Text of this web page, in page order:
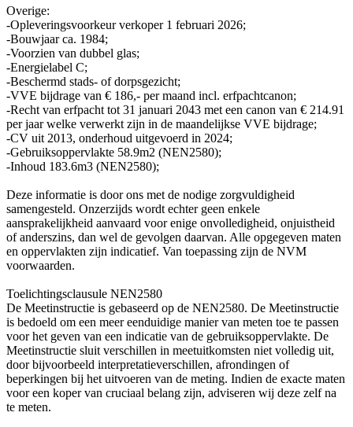
Overige:
-Opleveringsvoorkeur verkoper 1 februari 2026;
-Bouwjaar ca. 1984;
-Voorzien van dubbel glas;
-Energielabel C;
-Beschermd stads- of dorpsgezicht;
-VVE bijdrage van € 186,- per maand incl. erfpachtcanon;
-Recht van erfpacht tot 31 januari 2043 met een canon van € 214.91
per jaar welke verwerkt zijn in de maandelijkse VVE bijdrage;
-CV uit 2013, onderhoud uitgevoerd in 2024;
-Gebruiksoppervlakte 58.9m2 (NEN2580);
-Inhoud 183.6m3 (NEN2580);
Deze informatie is door ons met de nodige zorgvuldigheid
samengesteld. Onzerzijds wordt echter geen enkele
aansprakelijkheid aanvaard voor enige onvolledigheid, onjuistheid
of anderszins, dan wel de gevolgen daarvan. Alle opgegeven maten
en oppervlakten zijn indicatief. Van toepassing zijn de NVM
voorwaarden.
Toelichtingsclausule NEN2580
De Meetinstructie is gebaseerd op de NEN2580. De Meetinstructie
is bedoeld om een meer eenduidige manier van meten toe te passen
voor het geven van een indicatie van de gebruiksoppervlakte. De
Meetinstructie sluit verschillen in meetuitkomsten niet volledig uit,
door bijvoorbeeld interpretatieverschillen, afrondingen of
beperkingen bij het uitvoeren van de meting. Indien de exacte maten
voor een koper van cruciaal belang zijn, adviseren wij deze zelf na
te meten.